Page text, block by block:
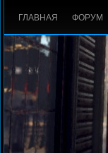
ГЛАВНАЯ ФОРУМ